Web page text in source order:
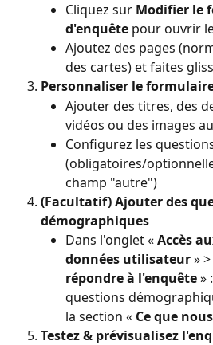
Cliquez sur Modifier le
d'enquête pour ouvrir
Ajoutez des pages
des cartes) et faites
Personnaliser le
Ajouter des titres, des
vidéos ou des images
Configurez les
(obligatoires/
champ "autre")
(Facultatif) Ajouter des
démographiques
Dans l'onglet « Accès
données utilisateur »
répondre à l'enquête »
questions
la section « Ce que
Testez & prévisualisez